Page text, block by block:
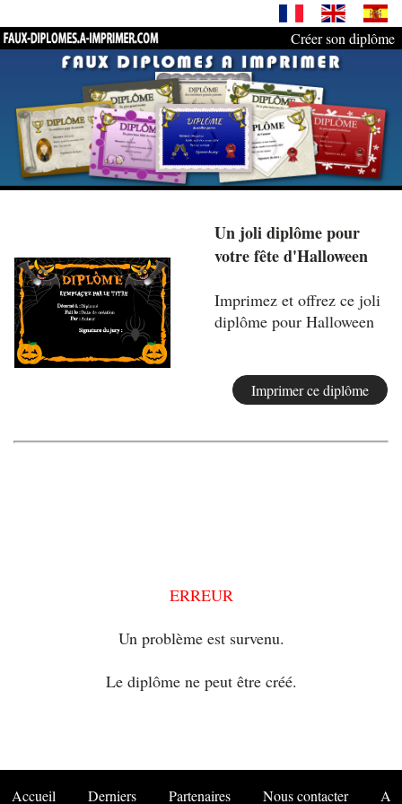
Créer son diplôme
Un joli diplôme pour
votre fête d'Halloween
Imprimez et offrez ce joli
diplôme pour Halloween
ERREUR
Un problème est survenu.
Le diplôme ne peut être créé.
Accueil Derniers Partenaires Nous contacter A